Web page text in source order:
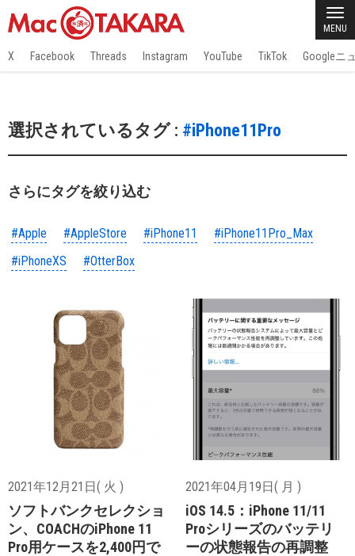
MENU
X Facebook Threads Instagram YouTube TikTok Googleニ
選択されているタグ : #iPhone11Pro
さらにタグを絞り込む
#Apple #AppleStore #iPhone11
#iPhone11Pro_Max
#iPhoneXS
#OtterBox
2021年12月21日( 火 )
ソフトバンクセレクショ
ン、COACHのiPhone 11
Pro用ケースを2,400円で
2021年04月19日( 月 )
iOS 14.5：iPhone 11/11
Proシリーズのバッテリ
ーの状態報告の再調整